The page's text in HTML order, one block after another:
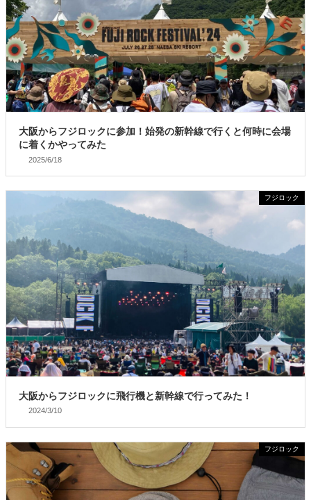
大阪からフジロックに参加！始発の新幹線で行くと何時に会場
に着くかやってみた
2025/6/18
フジロック
大阪からフジロックに飛行機と新幹線で行ってみた！
2024/3/10
フジロック